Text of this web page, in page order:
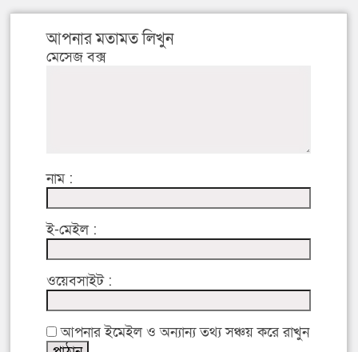
আপনার মতামত লিখুন
মেসেজ বক্স
নাম :
ই-মেইল :
ওয়েবসাইট :
আপনার ইমেইল ও অন্যান্য তথ্য সঞ্চয় করে রাখুন